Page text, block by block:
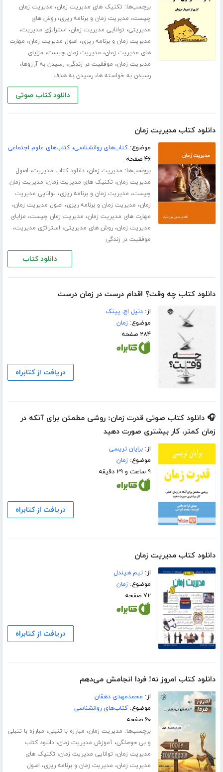
برچسب‌ها: تکنیک های مدیریت زمان، مدیریت زمان
چیست، مدیریت زمان و برنامه ریزی،روش های
مدیریتی، توانایی مدیریت زمان، استراتژی مدیریت،
مدیریت زمان و برنامه ریزی، اصول مدیریت زمان، مهارت
های مدیریت زمان، مدیریت زمان چیست، مزایای
مدیریت زمان، موفقیت در زندگی،رسیدن به آرزوها،
رسیدن به خواسته ها،رسیدن به هدف
دانلود کتاب صوتی
دانلود کتاب مدیریت زمان
موضوع:کتاب‌های روانشناسی،کتاب‌های علوم اجتماعی
۴۶ صفحه
برچسب‌ها: مدیریت زمان،دانلود کتاب مدیریت، اصول
مدیریت زمان، تکنیک های مدیریت زمان، مدیریت زمان
چیست، مدیریت زمان و برنامه ریزی، توانایی مدیریت
زمان، مدیریت زمان و برنامه ریزی، اصول مدیریت زمان،
مهارت های مدیریت زمان، مدیریت زمان چیست، مزایای
مدیریت زمان،روش های مدیریتی، استراتژی مدیریت،
موفقیت در زندگی
دانلود کتاب
دانلود کتاب چه وقت؟ اقدام درست در زمان درست
از:دنیل اچ. پینک
موضوع:زمان
۲۸۴ صفحه
دریافت از کتابراه
🎧 دانلود کتاب صوتی قدرت زمان: روشی مطمئن برای آنکه در
زمان کمتر، کار بیشتری صورت دهید
از:برایان تریسی
موضوع:زمان
۹ ساعت و ۲۹ دقیقه
دریافت از کتابراه
دانلود کتاب مدیریت زمان
از:تیم هیندل
موضوع:زمان
۷۲ صفحه
دریافت از کتابراه
دانلود کتاب امروز نه! فردا انجامش می‌دهم
از: محمدمهدی دهقان
موضوع:کتاب‌های روانشناسی
۶۰ صفحه
برچسب‌ها: مدیریت زمان، مبارزه با تنبلی، مبارزه با تنبلی
و بی حوصلگی،آموزش مدیریت زمان،دانلود کتاب
مدیریت زمان، توانایی مدیریت زمان، تکنیک های
مدیریت زمان، مدیریت زمان و برنامه ریزی، اصول